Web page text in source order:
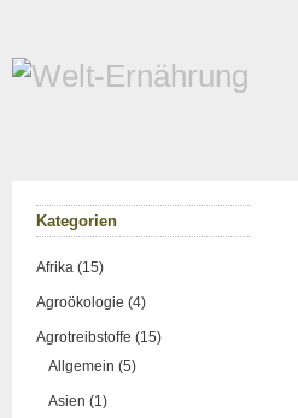
Kate­go­rien
Afrika (15)
Agroökologie (4)
Agrotreibstoffe (15)
Allgemein (5)
Asien (1)